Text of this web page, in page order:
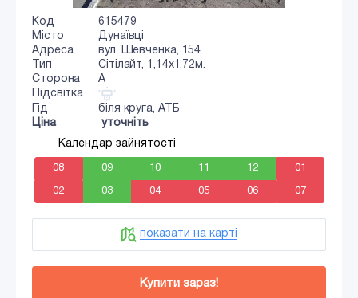
Код
615479
Місто
Дунаївці
Адреса
вул. Шевченка, 154
Тип
Сiтiлайт, 1,14х1,72м.
Сторона
A
Підсвітка
Гід
біля круга, АТБ
Ціна
уточніть
Календар зайнятості
08 09 10 11 12 01
02 03 04 05 06 07
показати на карті
Купити зараз!